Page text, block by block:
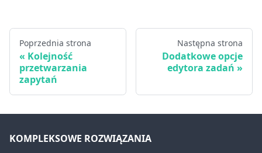
Poprzednia strona
Kolejność
przetwarzania
zapytań
Następna strona
Dodatkowe opcje
edytora zadań
KOMPLEKSOWE ROZWIĄZANIA